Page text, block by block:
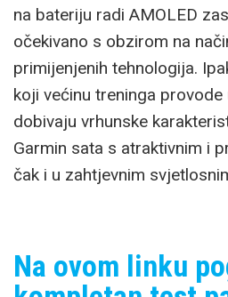
na bateriju radi AMOLED
očekivano s obzirom na
primijenjenih tehnologija.
koji većinu treninga
dobivaju vrhunske
Garmin sata s atraktivnim i
čak i u zahtjevnim
Na ovom linku